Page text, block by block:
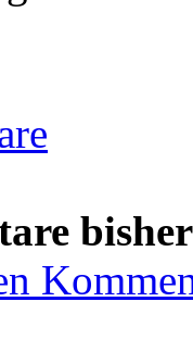
bisher